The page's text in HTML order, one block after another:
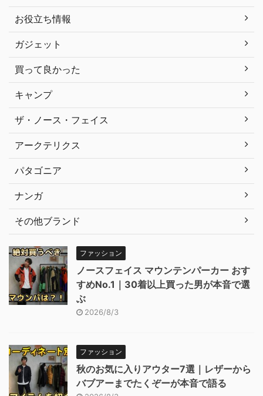
お役立ち情報
ガジェット
買って良かった
キャンプ
ザ・ノース・フェイス
アークテリクス
パタゴニア
ナンガ
その他ブランド
ファッション
ノースフェイス マウンテンパーカー おす
すめNo.1｜30着以上買った男が本音で選
ぶ
2026/8/3
ファッション
秋のお気に入りアウター7選｜レザーから
バブアーまでたくぞーが本音で語る